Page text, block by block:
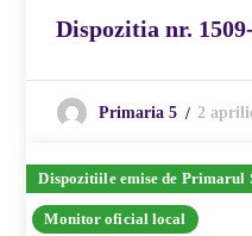
Dispozitia nr.
Primaria 5 2
Dispozitiile emise de Primarul
Monitor oficial local